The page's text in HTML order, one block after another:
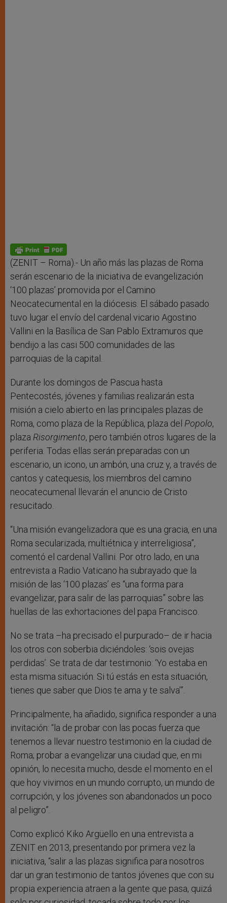
(ZENIT – Roma).- Un año más las plazas de Roma
serán escenario de la iniciativa de evangelización
‘100 plazas’ promovida por el Camino
Neocatecumental en la diócesis. El sábado pasado
tuvo lugar el envío del cardenal vicario Agostino
Vallini en la Basílica de San Pablo Extramuros que
bendijo a las casi 500 comunidades de las
parroquias de la capital.
Durante los domingos de Pascua hasta
Pentecostés, jóvenes y familias realizarán esta
misión a cielo abierto en las principales plazas de
Roma, como plaza de la República, plaza del Popolo,
plaza Risorgimento, pero también otros lugares de la
periferia. Todas ellas serán preparadas con un
escenario, un icono, un ambón, una cruz y, a través de
cantos y catequesis, los miembros del camino
neocatecumenal llevarán el anuncio de Cristo
resucitado.
“Una misión evangelizadora que es una gracia, en una
Roma secularizada, multiétnica y interreligiosa”,
comentó el cardenal Vallini. Por otro lado, en una
entrevista a Radio Vaticano ha subrayado que la
misión de las ‘100 plazas’ es “una forma para
evangelizar, para salir de las parroquias” sobre las
huellas de las exhortaciones del papa Francisco.
No se trata –ha precisado el purpurado– de ir hacia
los otros con soberbia diciéndoles: ‘sois ovejas
perdidas’. Se trata de dar testimonio: ‘Yo estaba en
esta misma situación. Si tú estás en esta situación,
tienes que saber que Dios te ama y te salva’”.
Principalmente, ha añadido, significa responder a una
invitación: “la de probar con las pocas fuerza que
tenemos a llevar nuestro testimonio en la ciudad de
Roma; probar a evangelizar una ciudad que, en mi
opinión, lo necesita mucho, desde el momento en el
que hoy vivimos en un mundo corrupto, un mundo de
corrupción, y los jóvenes son abandonados un poco
al peligro”.
Como explicó Kiko Argüello en una entrevista a
ZENIT en 2013, presentando por primera vez la
iniciativa, “salir a las plazas significa para nosotros
dar un gran testimonio de tantos jóvenes que con su
propia experiencia atraen a la gente que pasa, quizá